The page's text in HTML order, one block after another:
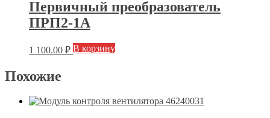
Первичный преобразователь
ПРП2-1А
1 100.00 ₽ В корзину
Похожие